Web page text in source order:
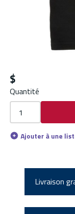
$
Quantité
Ajouter à une
Livraison